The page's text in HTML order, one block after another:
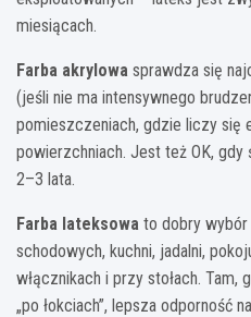
miesiącach.
Farba akrylowa sprawdza się
(jeśli nie ma intensywnego
pomieszczeniach, gdzie liczy się
powierzchniach. Jest też OK,
2–3 lata.
Farba lateksowa to dobry wybór
schodowych, kuchni, jadalni,
włącznikach i przy stołach.
„po łokciach”, lepsza odporność